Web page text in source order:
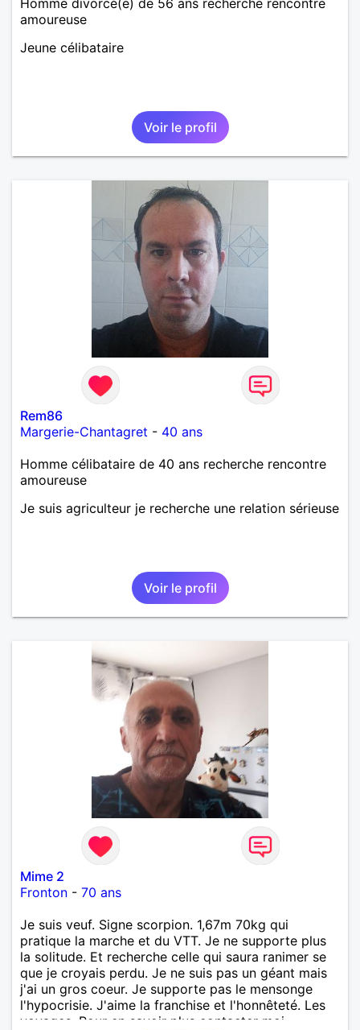
amoureuse
Jeune célibataire
Voir le profil
Rem86
Margerie-Chantagret - 40 ans
Homme célibataire de 40 ans recherche rencontre
amoureuse
Je suis agriculteur je recherche une relation sérieuse
Voir le profil
Mime 2
Fronton - 70 ans
Je suis veuf. Signe scorpion. 1,67m 70kg qui
pratique la marche et du VTT. Je ne supporte plus
la solitude. Et recherche celle qui saura ranimer se
que je croyais perdu. Je ne suis pas un géant mais
j'ai un gros coeur. Je supporte pas le mensonge
l'hypocrisie. J'aime la franchise et l'honnêteté. Les
voyages. Pour en savoir plus contacter moi.